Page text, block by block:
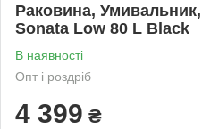
Раковина,
Sonata Low 80 L Black
В наявності
Опт і роздріб
4 399 ₴